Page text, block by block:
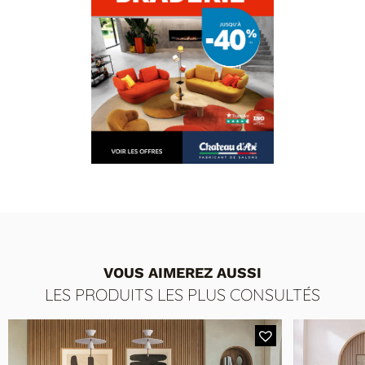
VOUS AIMEREZ AUSSI
LES PRODUITS LES PLUS CONSULTÉS